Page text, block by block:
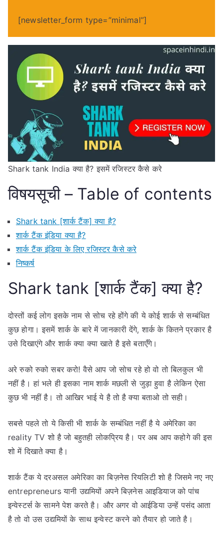
[newsletter_form type=”minimal”]
Shark tank India क्या है? इसमें रजिस्टर कैसे करे
विषयसूची – Table of contents
Shark tank [शार्क टैंक] क्या है?
शार्क टैंक इंडिया क्या है?
शार्क टैंक इंडिया के लिए रजिस्टर कैसे करे
निष्कर्ष
Shark tank [शार्क टैंक] क्या है?
दोस्तों कई लोग इसके नाम से सोच रहे होंगे की ये कोई शार्क से सम्बंधित
कुछ होगा। इसमें शार्क के बारे में जानकारी देंगे, शार्क के कितने प्रकार है
उसे दिखाएंगे और शार्क क्या क्या खाते है इसे बताएँगे।
अरे रुको रुको सबर करो! वैसे आप जो सोच रहे हो वो तो बिलकुल भी
नहीं है। हां भले ही इसका नाम शार्क मछली से जुड़ा हुवा है लेकिन ऐसा
कुछ भी नहीं है। तो आखिर भाई ये है तो है क्या बताओ तो सही।
सबसे पहले तो ये किसी भी शार्क के सम्बंधित नहीं है ये अमेरिका का
reality TV शो है जो बहुतही लोकप्रिय है। पर अब आप कहोगे की इस
शो में दिखाते क्या है।
शार्क टैंक ये दरअसल अमेरिका का बिज़नेस रियलिटी शो है जिसमे नए नए
entrepreneurs यानी उद्यमियों अपने बिज़नेस आइडियाज को पांच
इन्वेस्टर्स के सामने पेश करते है। और अगर वो आईडिया उन्हें पसंद आता
है तो वो उस उद्यमियों के साथ इन्वेस्ट करने को तैयार हो जाते है।